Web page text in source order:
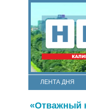
ЛЕНТА ДНЯ
«Отважный